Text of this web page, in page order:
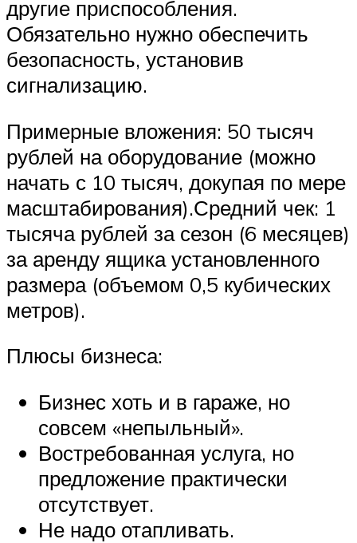
другие приспособления.
Обязательно нужно обеспечить
безопасность, установив
сигнализацию.
Примерные вложения: 50 тысяч
рублей на оборудование (можно
начать с 10 тысяч, докупая по мере
масштабирования).Средний чек: 1
тысяча рублей за сезон (6 месяцев)
за аренду ящика установленного
размера (объемом 0,5 кубических
метров).
Плюсы бизнеса:
Бизнес хоть и в гараже, но
совсем «непыльный».
Востребованная услуга, но
предложение практически
отсутствует.
Не надо отапливать.